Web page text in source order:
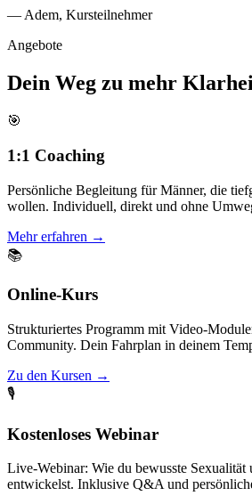
— Adem, Kursteilnehmer
Angebote
Dein Weg zu mehr
🎯
1:1 Coaching
Persönliche Begleitung für Männer, die
wollen. Individuell, direkt und ohne
Mehr erfahren →
📚
Online-Kurs
Strukturiertes Programm mit Video-
Community. Dein Fahrplan in deinem
Zu den Kursen →
🎙️
Kostenloses Webinar
Live-Webinar: Wie du bewusste Sexualität
entwickelst. Inklusive Q&A und